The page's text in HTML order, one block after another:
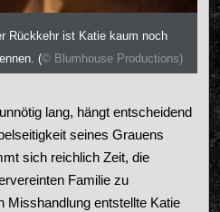
Rückkehr ist Katie kaum noch
(© Blumhouse Productions)
lang, hängt entscheidend
seines Grauens
sich reichlich Zeit, die
Familie zu
Misshandlung entstellte Katie